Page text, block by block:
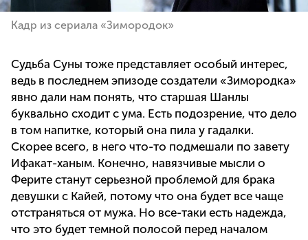
Кадр из сериала «Зимородок»
Судьба Суны тоже представляет особый интерес,
ведь в последнем эпизоде создатели «Зимородка»
явно дали нам понять, что старшая Шанлы
буквально сходит с ума. Есть подозрение, что дело
в том напитке, который она пила у гадалки.
Скорее всего, в него что-то подмешали по завету
Ифакат-ханым. Конечно, навязчивые мысли о
Ферите станут серьезной проблемой для брака
девушки с Кайей, потому что она будет все чаще
отстраняться от мужа. Но все-таки есть надежда,
что это будет темной полосой перед началом